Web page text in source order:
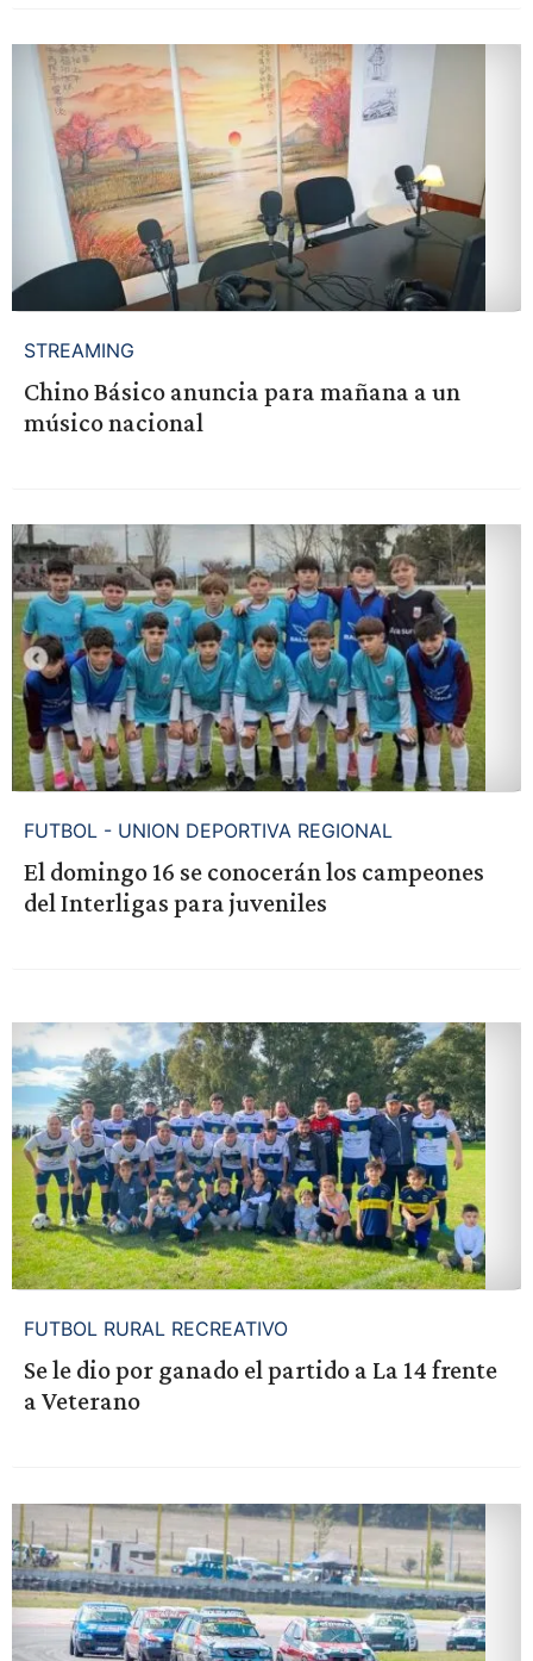
STREAMING
Chino Básico anuncia para mañana a un
músico nacional
FUTBOL - UNION DEPORTIVA REGIONAL
El domingo 16 se conocerán los campeones
del Interligas para juveniles
FUTBOL RURAL RECREATIVO
Se le dio por ganado el partido a La 14 frente
a Veterano